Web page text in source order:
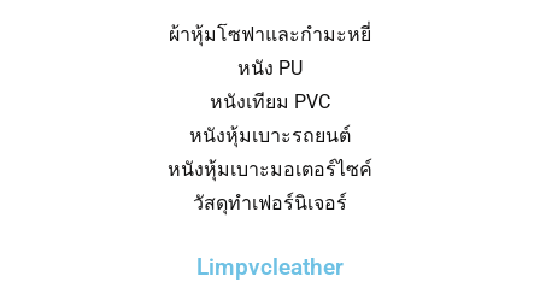
ผ้าหุ้มโซฟาและกำมะหยี่
หนัง PU
หนังเทียม PVC
หนังหุ้มเบาะรถยนต์
หนังหุ้มเบาะมอเตอร์ไซค์
วัสดุทำเฟอร์นิเจอร์
Limpvcleather